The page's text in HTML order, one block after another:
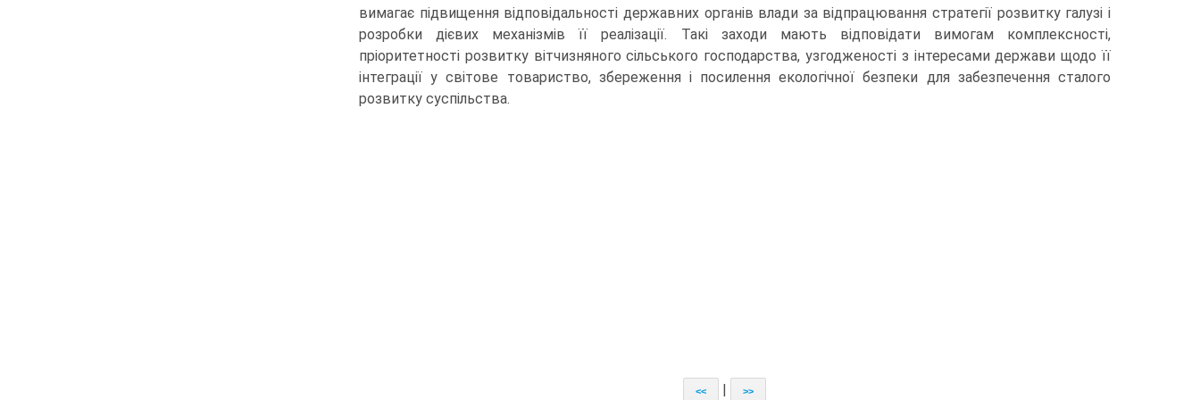
вимагає підвищення відповідальності державних органів влади за відпрацювання стратегії розвитку галузі і
розробки дієвих механізмів її реалізації. Такі заходи мають відповідати вимогам комплексності,
пріоритетності розвитку вітчизняного сільського господарства, узгодженості з інтересами держави щодо її
інтеграції у світове товариство, збереження і посилення екологічної безпеки для забезпечення сталого
розвитку суспільства.
<< >>